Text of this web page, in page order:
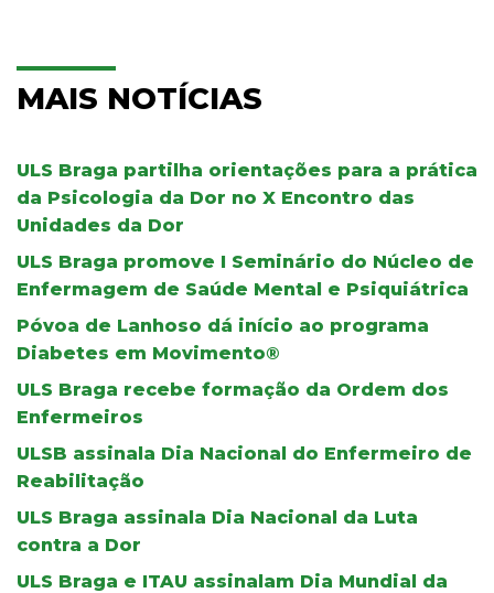
MAIS NOTÍCIAS
ULS Braga partilha orientações para a prática
da Psicologia da Dor no X Encontro das
Unidades da Dor
ULS Braga promove I Seminário do Núcleo de
Enfermagem de Saúde Mental e Psiquiátrica
Póvoa de Lanhoso dá início ao programa
Diabetes em Movimento®
ULS Braga recebe formação da Ordem dos
Enfermeiros
ULSB assinala Dia Nacional do Enfermeiro de
Reabilitação
ULS Braga assinala Dia Nacional da Luta
contra a Dor
ULS Braga e ITAU assinalam Dia Mundial da